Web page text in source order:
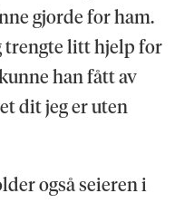
gjorde for ham.
trengte litt hjelp for
han fått av
dit jeg er uten
også seieren i